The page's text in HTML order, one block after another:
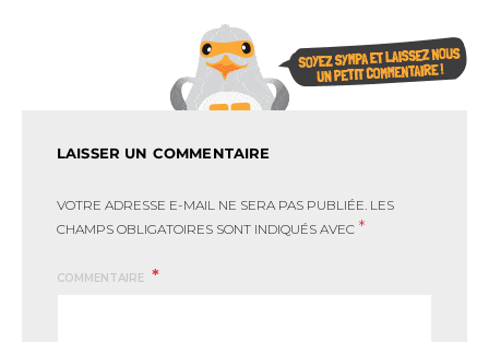
LAISSER UN COMMENTAIRE
VOTRE ADRESSE E-MAIL NE SERA PAS PUBLIÉE. LES
CHAMPS OBLIGATOIRES SONT INDIQUÉS AVEC *
COMMENTAIRE